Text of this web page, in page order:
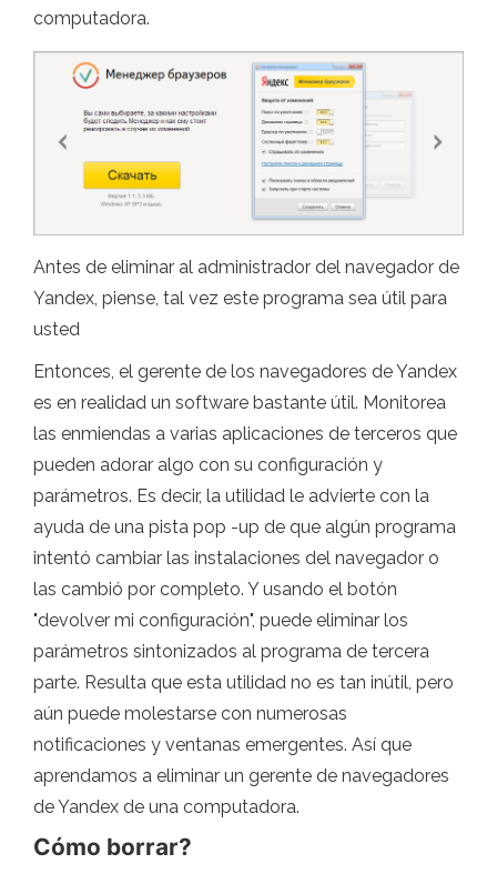
computadora.
Antes de eliminar al administrador del navegador de
Yandex, piense, tal vez este programa sea útil para
usted
Entonces, el gerente de los navegadores de Yandex
es en realidad un software bastante útil. Monitorea
las enmiendas a varias aplicaciones de terceros que
pueden adorar algo con su configuración y
parámetros. Es decir, la utilidad le advierte con la
ayuda de una pista pop -up de que algún programa
intentó cambiar las instalaciones del navegador o
las cambió por completo. Y usando el botón
"devolver mi configuración", puede eliminar los
parámetros sintonizados al programa de tercera
parte. Resulta que esta utilidad no es tan inútil, pero
aún puede molestarse con numerosas
notificaciones y ventanas emergentes. Así que
aprendamos a eliminar un gerente de navegadores
de Yandex de una computadora.
Cómo borrar?